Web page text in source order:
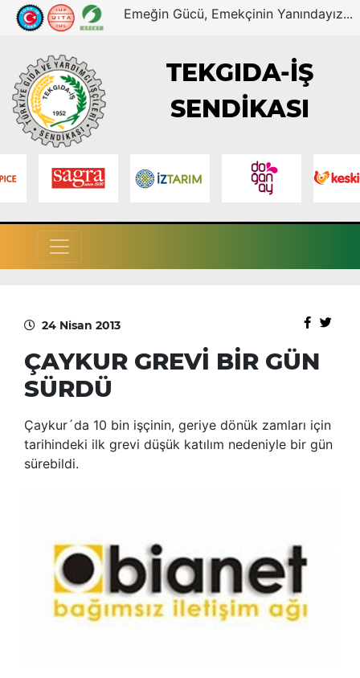
Emeğin Gücü, Emekçinin Yanındayız...
TEKGIDA-İŞ
SENDİKASI
24 Nisan 2013
ÇAYKUR GREVİ BİR GÜN
SÜRDÜ
Çaykur´da 10 bin işçinin, geriye dönük zamları için
tarihindeki ilk grevi düşük katılım nedeniyle bir gün
sürebildi.